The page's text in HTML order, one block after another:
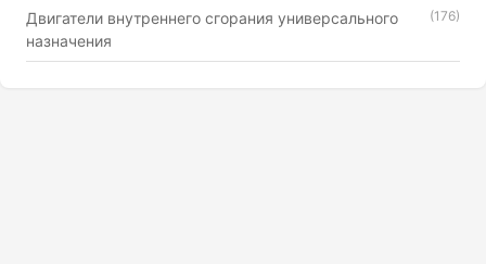
Двигатели внутреннего сгорания универсального
назначения
(176)